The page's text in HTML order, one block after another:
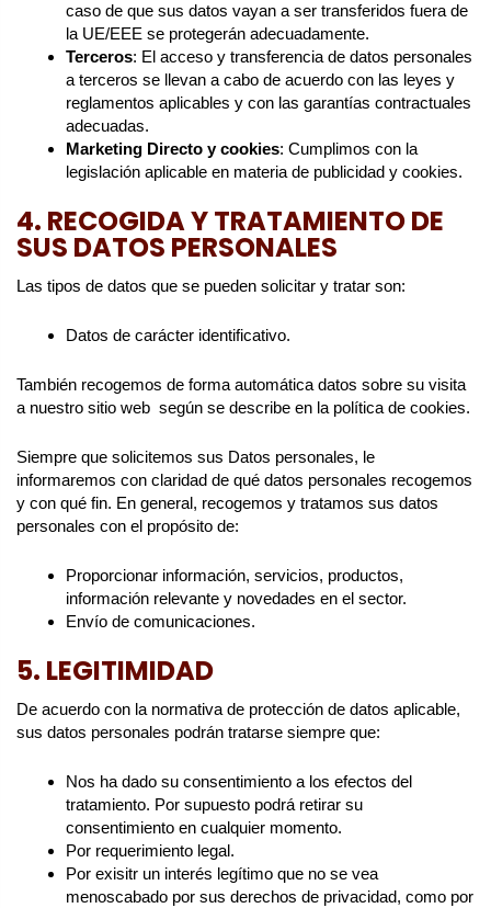
caso de que sus datos vayan a ser transferidos fuera de
la UE/EEE se protegerán adecuadamente.
Terceros: El acceso y transferencia de datos personales
a terceros se llevan a cabo de acuerdo con las leyes y
reglamentos aplicables y con las garantías contractuales
adecuadas.
Marketing Directo y cookies: Cumplimos con la
legislación aplicable en materia de publicidad y cookies.
4. RECOGIDA Y TRATAMIENTO DE
SUS DATOS PERSONALES
Las tipos de datos que se pueden solicitar y tratar son:
Datos de carácter identificativo.
También recogemos de forma automática datos sobre su visita
a nuestro sitio web según se describe en la política de cookies.
Siempre que solicitemos sus Datos personales, le
informaremos con claridad de qué datos personales recogemos
y con qué fin. En general, recogemos y tratamos sus datos
personales con el propósito de:
Proporcionar información, servicios, productos,
información relevante y novedades en el sector.
Envío de comunicaciones.
5. LEGITIMIDAD
De acuerdo con la normativa de protección de datos aplicable,
sus datos personales podrán tratarse siempre que:
Nos ha dado su consentimiento a los efectos del
tratamiento. Por supuesto podrá retirar su
consentimiento en cualquier momento.
Por requerimiento legal.
Por exisitr un interés legítimo que no se vea
menoscabado por sus derechos de privacidad, como por